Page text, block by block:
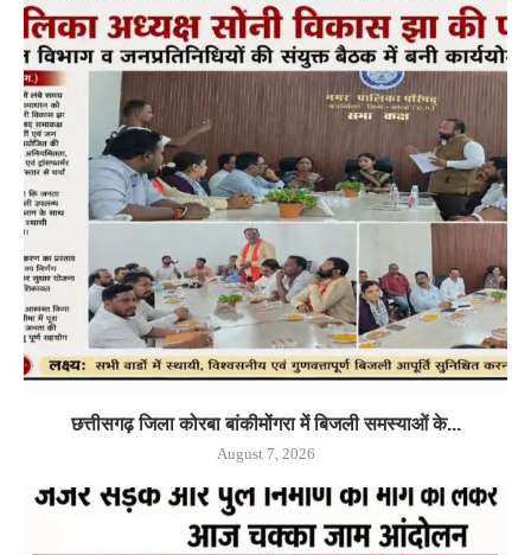
छत्तीसगढ़ जिला कोरबा बांकीमोंगरा में बिजली समस्याओं के...
August 7, 2026